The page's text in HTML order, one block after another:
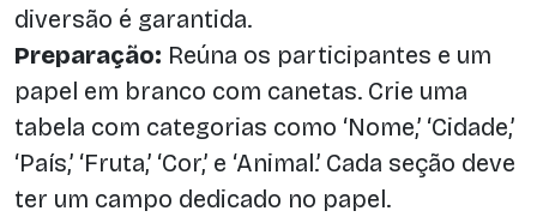
diversão é garantida.
Preparação: Reúna os participantes e um
papel em branco com canetas. Crie uma
tabela com categorias como ‘Nome,’ ‘Cidade,’
‘País,’ ‘Fruta,’ ‘Cor,’ e ‘Animal.’ Cada seção deve
ter um campo dedicado no papel.